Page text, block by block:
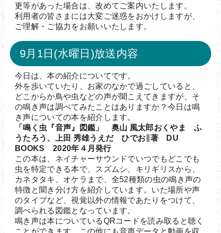
更等があった場合は、改めてご案内いたします。
利用者の皆さまには大変ご迷惑をおかけしますが、
ご理解・ご協力をお願いいたします。
9月1日(水曜日)放送内容
今日は、本の紹介についてです。
外を歩いていたり、お家のなかで過ごしていると、
どこからか鳥や虫などの声が聞こえてきますが、そ
の鳴き声は調べてみたことはありますか？今日は鳴
き声についての本を紹介します。
「鳴く虫『音声』図鑑」 奥山 風太郎おくやま ふ
うたろう、上田 秀雄うえだ ひでお∥著 DU
BOOKS 2020年４月発行
この本は、ネイチャーサウンドでいつでもどこでも
虫を特定できる本で、スズムシ、キリギリスから、
カネタタキ、オケラまで、全52種類の虫の鳴き声の
特徴と聞き分け方を紹介しています。いた場所や声
のタイプなど、視覚以外の情報であたりをつけて、
調べられる図鑑となっています。
鳴き声は本についているQRコードを読み取ると聴く
ことができます。この他にも音声データと動画を収